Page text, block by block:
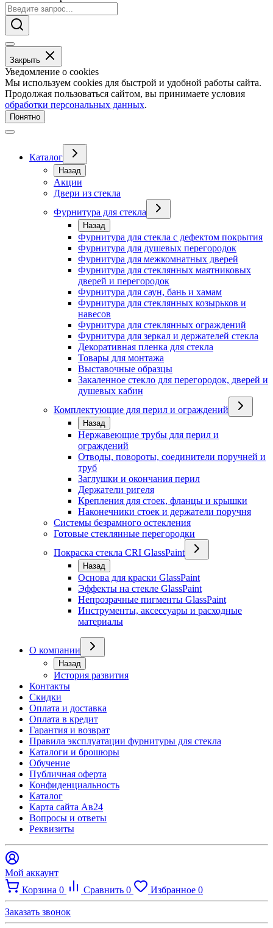
Закрыть
Уведомление о cookies
Мы используем cookies для быстрой и удобной работы сайта.
Продолжая пользоваться сайтом, вы принимаете условия
обработки персональных данных.
Понятно
Каталог
Назад
Акции
Двери из стекла
Фурнитура для стекла
Назад
Фурнитура для стекла с дефектом покрытия
Фурнитура для душевых перегородок
Фурнитура для межкомнатных дверей
Фурнитура для стеклянных маятниковых
дверей и перегородок
Фурнитура для саун, бань и хамам
Фурнитура для стеклянных козырьков и
навесов
Фурнитура для стеклянных ограждений
Фурнитура для зеркал и держателей стекла
Декоративная пленка для стекла
Товары для монтажа
Выставочные образцы
Закаленное стекло для перегородок, дверей и
душевых кабин
Комплектующие для перил и ограждений
Назад
Нержавеющие трубы для перил и
ограждений
Отводы, повороты, соединители поручней и
труб
Заглушки и окончания перил
Держатели ригеля
Крепления для стоек, фланцы и крышки
Наконечники стоек и держатели поручня
Системы безрамного остекления
Готовые стеклянные перегородки
Покраска стекла CRI GlassPaint
Назад
Основа для краски GlassPaint
Эффекты на стекле GlassPaint
Непрозрачные пигменты GlassPaint
Инструменты, аксессуары и расходные
материалы
О компании
Назад
История развития
Контакты
Скидки
Оплата и доставка
Оплата в кредит
Гарантия и возврат
Правила эксплуатации фурнитуры для стекла
Каталоги и брошюры
Обучение
Публичная оферта
Конфиденциальность
Каталог
Карта сайта Ав24
Вопросы и ответы
Реквизиты
Мой аккаунт
Корзина 0 Сравнить 0 Избранное 0
Заказать звонок